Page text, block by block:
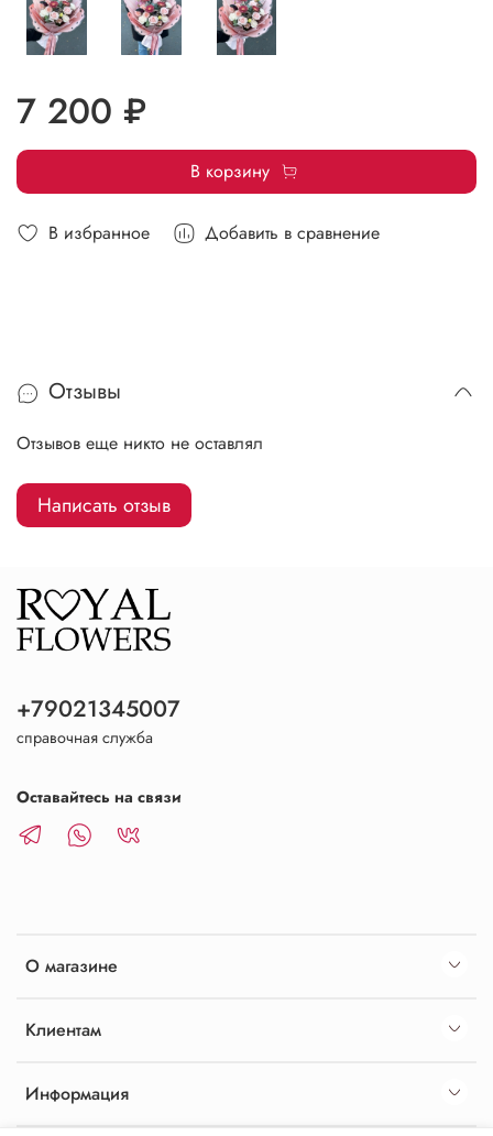
В избранное Добавить в сравнение
7 200 ₽
В корзину
Отзывы
Отзывов еще никто не оставлял
Написать отзыв
О магазине
Клиентам
Информация
+79021345007
справочная служба
Оставайтесь на связи